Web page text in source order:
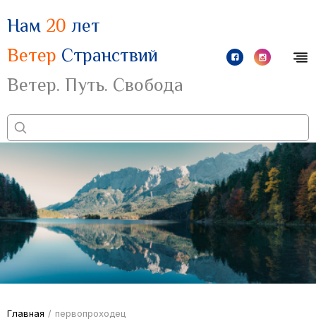
Нам 20 лет
Ветер Странствий
Ветер. Путь. Свобода
Главная / первопроходец